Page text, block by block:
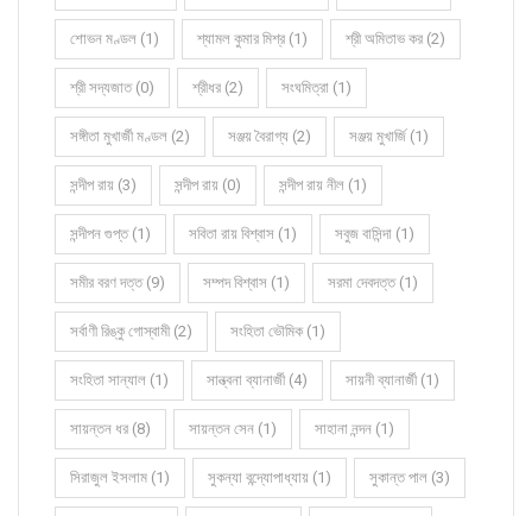
শোভন মণ্ডল (1) শ্যামল কুমার মিশ্র (1) শ্রী অমিতাভ কর (2)
শ্রী সদ্যজাত (0) শ্রীধর (2) সংঘমিত্রা (1)
সঙ্গীতা মুখার্জী মণ্ডল (2) সঞ্জয় বৈরাগ্য (2) সঞ্জয় মুখার্জি (1)
সন্দীপ রায় (3) সন্দীপ রায় (0) সন্দীপ রায় নীল (1)
সন্দীপন গুপ্ত (1) সবিতা রায় বিশ্বাস (1) সবুজ বাসিন্দা (1)
সমীর বরণ দত্ত (9) সম্পদ বিশ্বাস (1) সরমা দেবদত্ত (1)
সর্বাণী রিঙ্কু গোস্বামী (2) সংহিতা ভৌমিক (1)
সংহিতা সান্যাল (1) সান্ত্বনা ব্যানার্জী (4) সায়নী ব্যানার্জী (1)
সায়ন্তন ধর (8) সায়ন্তন সেন (1) সাহানা নন্দন (1)
সিরাজুল ইসলাম (1) সুকন্যা বন্দ্যোপাধ্যায় (1) সুকান্ত পাল (3)